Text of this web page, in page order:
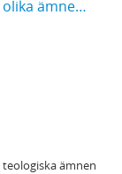
"Alexandriana". Diverse anteckningar i olika ämnen. Tom 1-2. 2 band
ämnen